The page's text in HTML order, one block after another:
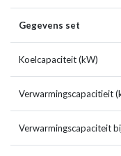
Gegevens set
Koelcapaciteit (kW)
Verwarmingscapacitieit
Verwarmingscapaciteit